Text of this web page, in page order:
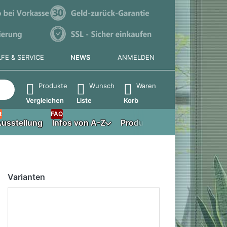
& SERVICE NEWS ANMELDEN
die Eingabetaste, um alle Ergebnisse aufzurufen.
Produkte
Vergleichen
Wunsch
Liste
Waren
Korb
Infos von A-Z
FAQ
Produktberater
Varianten